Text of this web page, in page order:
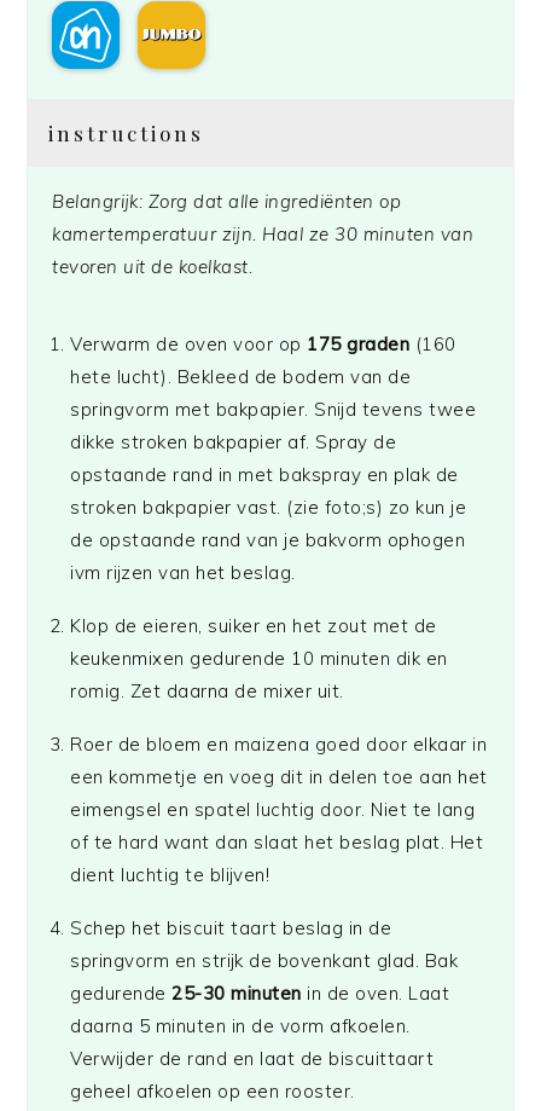
instructions
Belangrijk: Zorg dat alle ingrediënten op
kamertemperatuur zijn. Haal ze 30 minuten van
tevoren uit de koelkast.
Verwarm de oven voor op 175 graden (160
hete lucht). Bekleed de bodem van de
springvorm met bakpapier. Snijd tevens twee
dikke stroken bakpapier af. Spray de
opstaande rand in met bakspray en plak de
stroken bakpapier vast. (zie foto;s) zo kun je
de opstaande rand van je bakvorm ophogen
ivm rijzen van het beslag.
Klop de eieren, suiker en het zout met de
keukenmixen gedurende 10 minuten dik en
romig. Zet daarna de mixer uit.
Roer de bloem en maizena goed door elkaar in
een kommetje en voeg dit in delen toe aan het
eimengsel en spatel luchtig door. Niet te lang
of te hard want dan slaat het beslag plat. Het
dient luchtig te blijven!
Schep het biscuit taart beslag in de
springvorm en strijk de bovenkant glad. Bak
gedurende25-30 minuten in de oven. Laat
daarna 5 minuten in de vorm afkoelen.
Verwijder de rand en laat de biscuittaart
geheel afkoelen op een rooster.